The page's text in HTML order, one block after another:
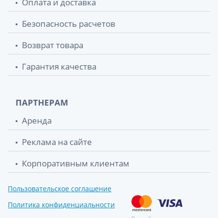
Грелка рез тип а-2 инд уп
Клеенка подкл рез вид А 1,5м
Кружка эсмарха №1 247.10 грн.
Грелка рез тип б-1 инд уп 249.40 грн.
Безопасность расчетов
Возврат товара
Гарантия качества
ПАРТНЕРАМ
Аренда
Реклама на сайте
Корпоративным клиентам
Пользовательское соглашение
Политика конфиденциальности